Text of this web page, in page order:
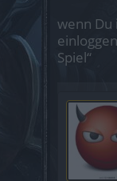
wenn Du
Spiel“